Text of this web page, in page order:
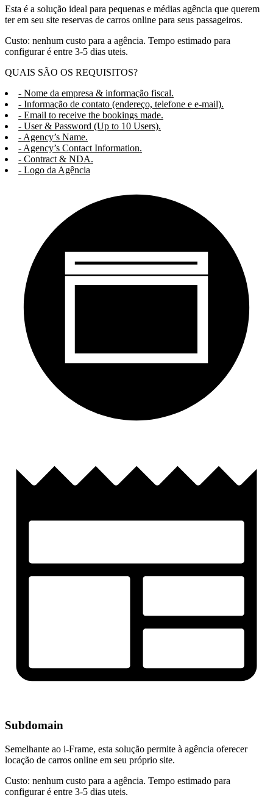
Esta é a solução ideal para pequenas e médias agência que querem
ter em seu site reservas de carros online para seus passageiros.
Custo: nenhum custo para a agência. Tempo estimado para
configurar é entre 3-5 dias uteis.
QUAIS SÃO OS REQUISITOS?
- Nome da empresa & informação fiscal.
- Informação de contato (endereço, telefone e e-mail).
- Email to receive the bookings made.
- User & Password (Up to 10 Users).
- Agency’s Name.
- Agency’s Contact Information.
- Contract & NDA.
- Logo da Agência
Subdomain
Semelhante ao i-Frame, esta solução permite à agência oferecer
locação de carros online em seu próprio site.
Custo: nenhum custo para a agência. Tempo estimado para
configurar é entre 3-5 dias uteis.